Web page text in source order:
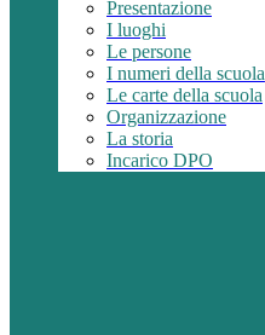
Presentazione
I luoghi
Le persone
I numeri della scuola
Le carte della scuola
Organizzazione
La storia
Incarico DPO